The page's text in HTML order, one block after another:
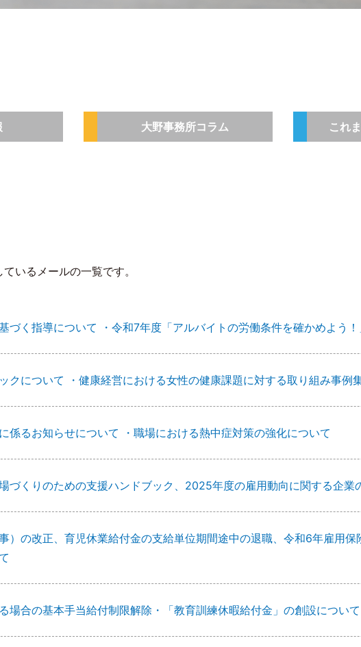
大野事務所コラム これ
いるメールの一覧です。
づく指導について ・令和7年度「アルバイトの労働条件を確かめよう
クについて ・健康経営における女性の健康課題に対する取り組み事例
係るお知らせについて ・職場における熱中症対策の強化について
づくりのための支援ハンドブック、2025年度の雇用動向に関する企業
）の改正、育児休業給付金の支給単位期間途中の退職、令和6年雇用保
場合の基本手当給付制限解除・「教育訓練休暇給付金」の創設について